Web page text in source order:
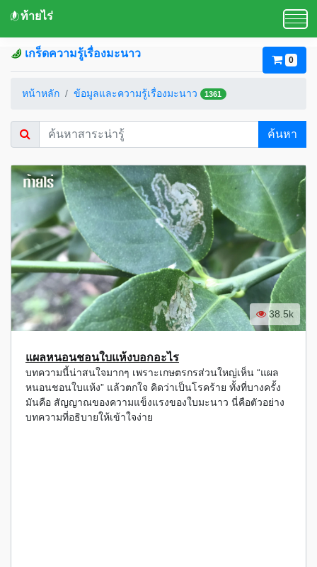
ท้ายไร่
เกร็ดความรู้เรื่องมะนาว
0
หน้าหลัก ข้อมูลและความรู้เรื่องมะนาว 1361
ค้นหา
38.5k
แผลหนอนชอนใบแห้งบอกอะไร
บทความนี้น่าสนใจมากๆ เพราะเกษตรกรส่วนใหญ่เห็น “แผล
หนอนชอนใบแห้ง” แล้วตกใจ คิดว่าเป็นโรคร้าย ทั้งที่บางครั้ง
มันคือ สัญญาณของความแข็งแรงของใบมะนาว นี่คือตัวอย่าง
บทความที่อธิบายให้เข้าใจง่าย